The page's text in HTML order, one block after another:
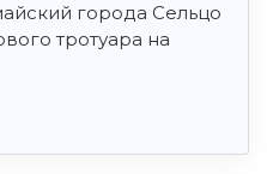
города Сельцо
тротуара на